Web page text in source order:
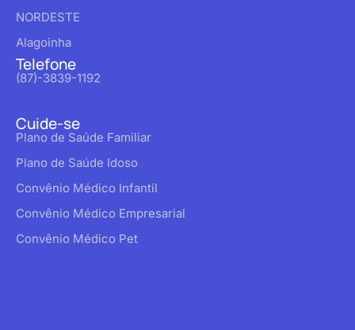
NORDESTE
Alagoinha
Telefone
(87)-3839-1192
Cuide-se
Plano de Saúde Familiar
Plano de Saúde Idoso
Convênio Médico Infantil
Convênio Médico Empresarial
Convênio Médico Pet